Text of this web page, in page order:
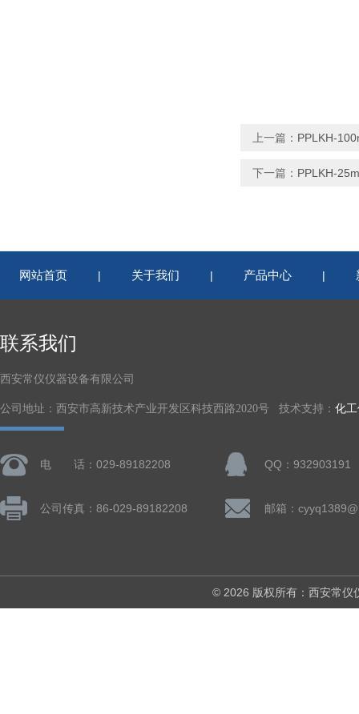
上一篇： PPLKH-
下一篇： PPLKH-
网站首页 | 关于我们 | 产品中心 |
联系我们
西安常仪仪器设备有限公司
公司地址：西安市高新技术产业开发区科技西路2020号 技术支持： 化
电 话：029-89182208 QQ：932903191
公司传真：86-029-89182208 邮箱：
© 2026 版权所有：西安常